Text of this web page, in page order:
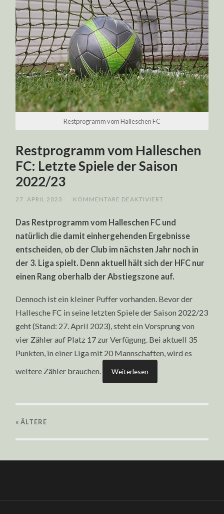
Restprogramm vom Halleschen FC
Restprogramm vom Halleschen
FC: Letzte Spiele der Saison
2022/23
27. APRIL 2023 KOMMENTARE DEAKTIVIERT
HALLESCHEN
LETZTE
DER
SAISON
2022/23
Das Restprogramm vom Halleschen FC und
natürlich die damit einhergehenden Ergebnisse
entscheiden, ob der Club im nächsten Jahr noch in
der 3. Liga spielt. Denn aktuell hält sich der HFC nur
einen Rang oberhalb der Abstiegszone auf.
Dennoch ist ein kleiner Puffer vorhanden. Bevor der
Hallesche FC in seine letzten Spiele der Saison 2022/23
geht (Stand: 27. April 2023), steht ein Vorsprung von
vier Zähler auf Platz 17 zur Verfügung. Bei aktuell 35
Punkten, in einer Liga mit 20 Mannschaften, wird es
weitere Zähler brauchen.
Weiterlesen
« ÄLTERE